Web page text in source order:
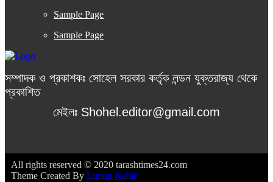
Sample Page
Sample Page
সম্পাদক ও প্রকাশকঃ সোহেল সরকার কর্তৃক লন্ডন যুক্তরাজ্য থেকে
প্রকাশিত
মেইলঃ Shohel.editor@gmail.com
All rights reserved © 2020 tarashtimes24.com
Theme Created By Limon Kabir